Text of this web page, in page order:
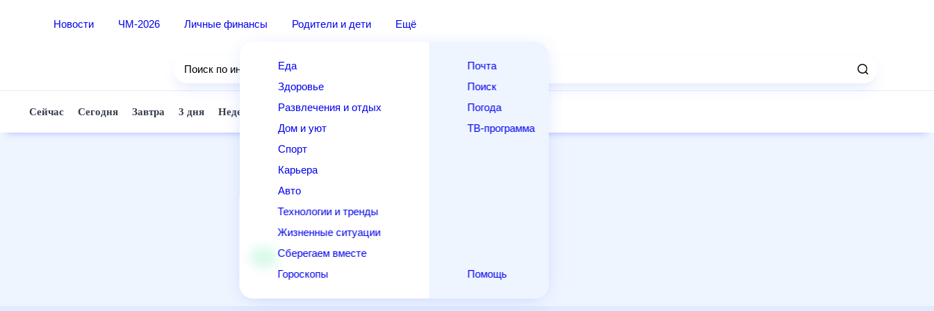
Новости ЧМ-2026 Личные финансы Родители и дети Ещё
Еда
Здоровье
Развлечения и отдых
Дом и уют
Спорт
Карьера
Авто
Технологии и тренды
Жизненные ситуации
Сберегаем вместе
Гороскопы
Почта
Поиск
Погода
ТВ-программа
Помощь
Поиск по интернету
Сейчас Сегодня Завтра 3 дня Неделя 10 дней 14 дней Выходные